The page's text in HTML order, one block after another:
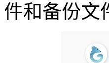
件和备份文